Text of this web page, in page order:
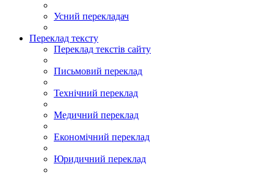
Усний перекладач
Переклад тексту
Переклад текстів сайту
Письмовий переклад
Технічний переклад
Медичний переклад
Економічний переклад
Юридичний переклад